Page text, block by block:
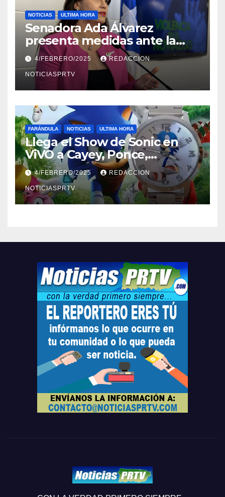
NOTICIAS ULTIMA HORA
Senadora Ada Álvarez
presenta medidas ante la
violencia en el noviazgo
4/FEBRERO/2025 REDACCION
NOTICIASPRTV
FARÁNDULA NOTICIAS ULTIMA HORA
Llega el Show de Sonic en
ViVO a Cayey, Ponce,
Barceloneta y Humacao,
Relojes gratis para el que
compre ahora….
4/FEBRERO/2025 REDACCION
NOTICIASPRTV